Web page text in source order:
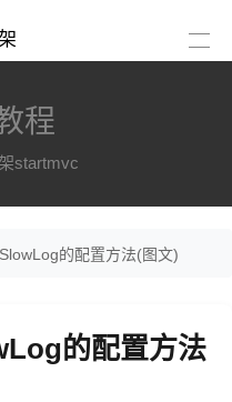
程
startmvc
的配置方法(图文)
的配置方法